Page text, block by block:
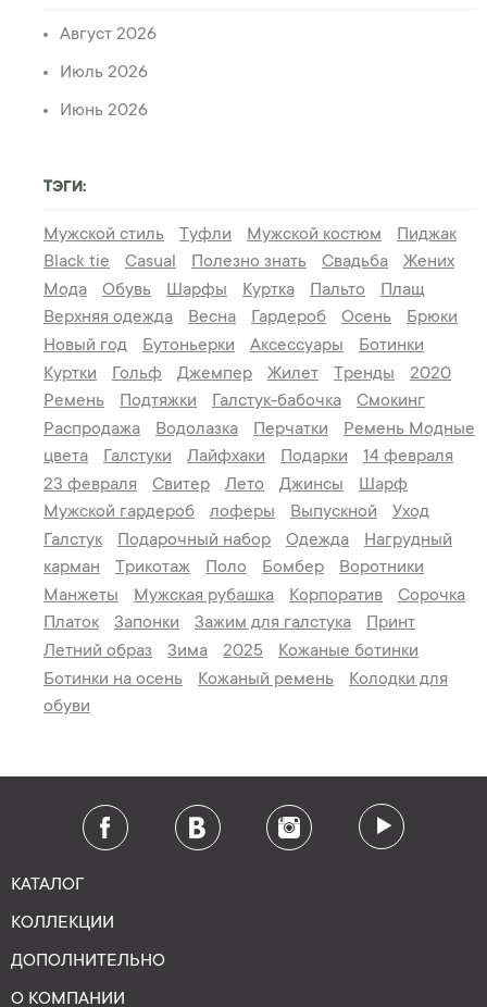
Август 2026
Июль 2026
Июнь 2026
ТЭГИ:
Мужской стиль Туфли Мужской костюм
Пиджак
Black tie
Casual Полезно знать Свадьба
Жених
Мода
Обувь Шарфы Куртка Пальто
Плащ
Верхняя одежда
Весна Гардероб Осень
Брюки
Новый год
Бутоньерки Аксессуары
Ботинки
Куртки
Гольф Джемпер Жилет Тренды
2020
Ремень
Подтяжки Галстук-бабочка
Смокинг
Распродажа
Водолазка Перчатки Ремень Модные
цвета
Галстуки Лайфхаки Подарки
14 февраля
23 февраля
Свитер Лето Джинсы
Шарф
Мужской гардероб
лоферы Выпускной
Уход
Галстук
Подарочный набор Одежда
Нагрудный
карман
Трикотаж Поло Бомбер
Воротники
Манжеты
Мужская рубашка Корпоратив
Сорочка
Платок
Запонки Зажим для галстука
Принт
Летний образ
Зима 2025
Кожаные ботинки
Ботинки на осень
Кожаный ремень
Колодки для
обуви
КАТАЛОГ
КОЛЛЕКЦИИ
ДОПОЛНИТЕЛЬНО
О КОМПАНИИ